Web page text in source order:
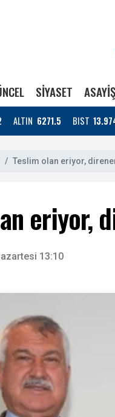
SİYASET ASAYİŞ
ALTIN 6271.5 BIST
Teslim olan eriyor,
eriyor,
13:10